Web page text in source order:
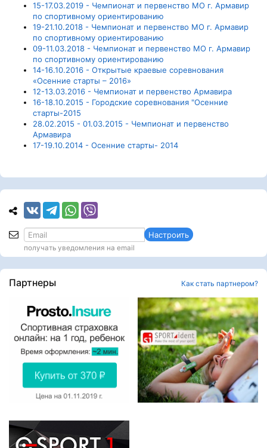
15-17.03.2019 - Чемпионат и первенство МО г. Армавир
по спортивному ориентированию
19-21.10.2018 - Чемпионат и первенство МО г. Армавир
по спортивному ориентированию
09-11.03.2018 - Чемпионат и первенство МО г. Армавир
по спортивному ориентированию
14-16.10.2016 - Открытые краевые соревнования
«Осенние старты – 2016»
12-13.03.2016 - Чемпионат и первенство Армавира
16-18.10.2015 - Городские соревнования "Осенние
старты-2015
28.02.2015 - 01.03.2015 - Чемпионат и первенство
Армавира
17-19.10.2014 - Осенние старты- 2014
Настроить
получать уведомления на email
Партнеры Как стать партнером?